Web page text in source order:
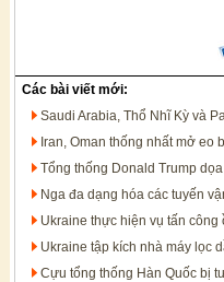
Các bài viết mới:
Saudi Arabia, Thổ Nhĩ Kỳ và
Iran, Oman thống nhất mở eo
Tổng thống Donald Trump
Nga đa dạng hóa các tuyến
Ukraine thực hiện vụ tấn công
Ukraine tập kích nhà máy lọc
Cựu tổng thống Hàn Quốc bị